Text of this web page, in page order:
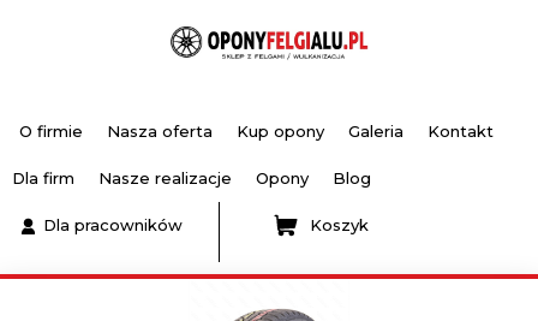
O firmie Nasza oferta Kup opony Galeria Kontakt
Dla firm Nasze realizacje Opony Blog
Dla pracowników Koszyk